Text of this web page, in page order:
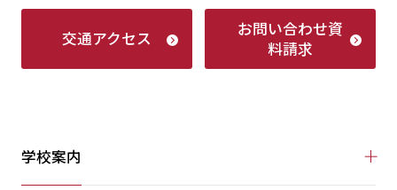
交通アクセス お問い合わせ資
料請求
学校案内